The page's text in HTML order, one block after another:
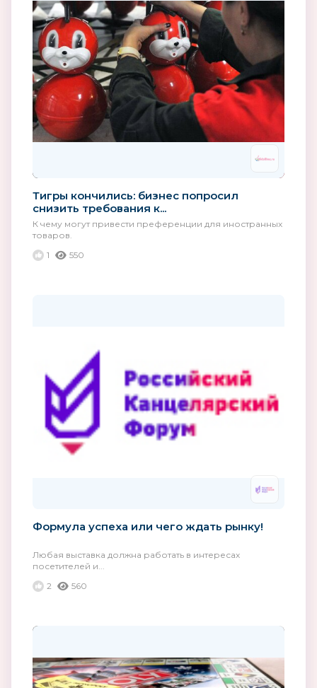
Тигры кончились: бизнес попросил
снизить требования к...
К чему могут привести преференции для иностранных
товаров.
1
550
Формула успеха или чего ждать рынку!
Любая выставка должна работать в интересах
посетителей и...
2
560